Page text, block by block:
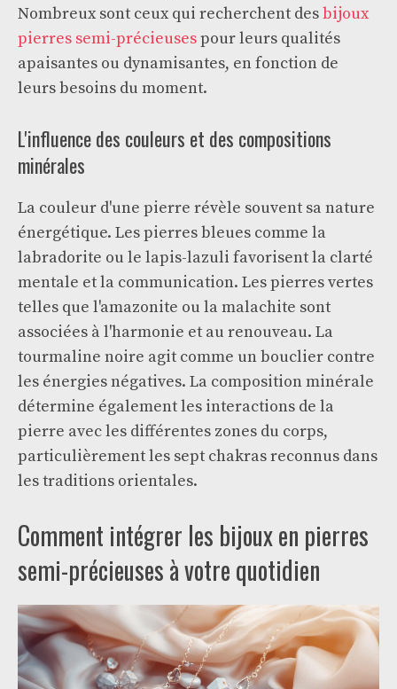
Nombreux sont ceux qui recherchent desbijoux
pierres semi-précieusespour leurs qualités
apaisantes ou dynamisantes, en fonction de
leurs besoins du moment.
L'influence des couleurs et des compositions
minérales
La couleur d'une pierre révèle souvent sa nature
énergétique. Les pierres bleues comme la
labradorite ou le lapis-lazuli favorisent la clarté
mentale et la communication. Les pierres vertes
telles que l'amazonite ou la malachite sont
associées à l'harmonie et au renouveau. La
tourmaline noire agit comme un bouclier contre
les énergies négatives. La composition minérale
détermine également les interactions de la
pierre avec les différentes zones du corps,
particulièrement les sept chakras reconnus dans
les traditions orientales.
Comment intégrer les bijoux en pierres
semi-précieuses à votre quotidien